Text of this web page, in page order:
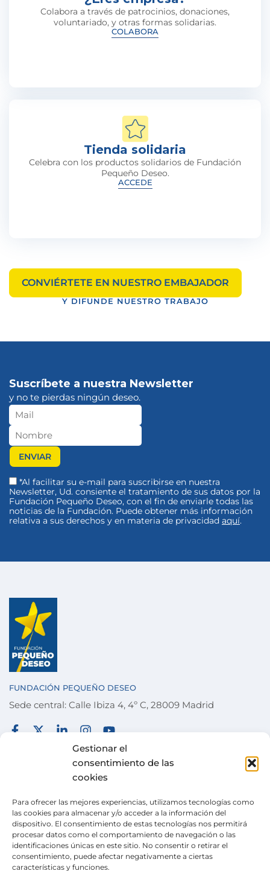
Gestionar el
consentimiento de las
cookies
Para ofrecer las mejores experiencias, utilizamos tecnologías como
las cookies para almacenar y/o acceder a la información del
dispositivo. El consentimiento de estas tecnologías nos permitirá
procesar datos como el comportamiento de navegación o las
identificaciones únicas en este sitio. No consentir o retirar el
consentimiento, puede afectar negativamente a ciertas
características y funciones.
Tienda solidaria
Celebra con los productos solidarios de Fundación
Pequeño Deseo.
ACCEDE
Colabora a través de patrocinios, donaciones,
voluntariado, y otras formas solidarias.
COLABORA
CONVIÉRTETE EN NUESTRO EMBAJADOR
Y DIFUNDE NUESTRO TRABAJO
Suscríbete a nuestra Newsletter
y no te pierdas ningún deseo.
*Al facilitar su e-mail para suscribirse en nuestra
Newsletter, Ud. consiente el tratamiento de sus datos por la
Fundación Pequeño Deseo, con el fin de enviarle todas las
noticias de la Fundación. Puede obtener más información
relativa a sus derechos y en materia de privacidad aquí.
FUNDACIÓN PEQUEÑO DESEO
Sede central: Calle Ibiza 4, 4º C, 28009 Madrid
ACTUALIDAD
TIENDA SOLIDARIA
VOLUNTARIADO
POLÍTICA DE PRIVACIDAD
CANAL DE DENUNCIAS